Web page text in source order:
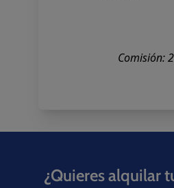
Comisión:
¿Quieres alquilar